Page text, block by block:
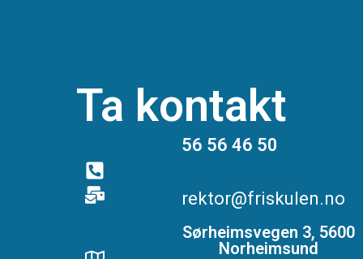
Ta kontakt
56 56 46 50
rektor@friskulen.no
Sørheimsvegen 3, 5600
Norheimsund